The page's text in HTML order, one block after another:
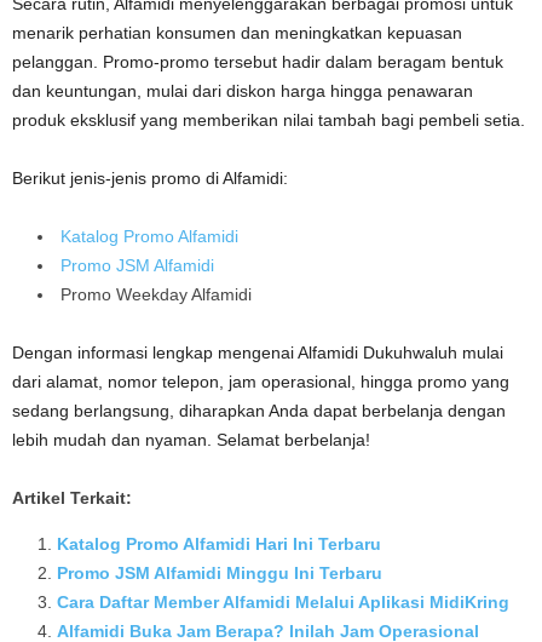
menarik perhatian konsumen dan meningkatkan kepuasan
pelanggan. Promo-promo tersebut hadir dalam beragam bentuk
dan keuntungan, mulai dari diskon harga hingga penawaran
produk eksklusif yang memberikan nilai tambah bagi pembeli setia.
Berikut jenis-jenis promo di Alfamidi:
Katalog Promo Alfamidi
Promo JSM Alfamidi
Promo Weekday Alfamidi
Dengan informasi lengkap mengenai Alfamidi Dukuhwaluh mulai
dari alamat, nomor telepon, jam operasional, hingga promo yang
sedang berlangsung, diharapkan Anda dapat berbelanja dengan
lebih mudah dan nyaman. Selamat berbelanja!
Artikel Terkait:
Katalog Promo Alfamidi Hari Ini Terbaru
Promo JSM Alfamidi Minggu Ini Terbaru
Cara Daftar Member Alfamidi Melalui Aplikasi MidiKring
Alfamidi Buka Jam Berapa? Inilah Jam Operasional